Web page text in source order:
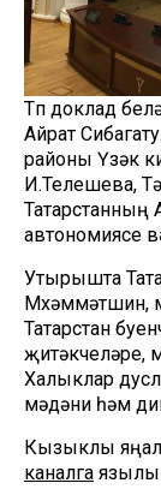
Төп доклад
Айрат
районы Үзәк
И.Телешева,
автономиясе
Утырышта
Мөхәммәтшин,
Татарстан
җитәкчеләре,
Халыклар
мәдәни һәм
Кызыклы
каналга